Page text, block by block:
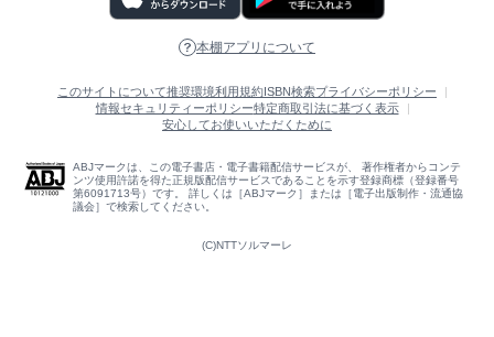
本棚アプリについて
このサイトについて推奨環境利用規約 ISBN検索プライバシーポリシー
情報セキュリティーポリシー特定商取引法に基づく表示
安心してお使いいただくために
ABJマークは、この電子書店・電子書籍配信サービスが、 著作権者からコンテ
ンツ使用許諾を得た正規版配信サービスであることを示す登録商標（登録番号
第6091713号）です。 詳しくは［ABJマーク］または［電子出版制作・流通協
議会］で検索してください。
(C)NTTソルマーレ